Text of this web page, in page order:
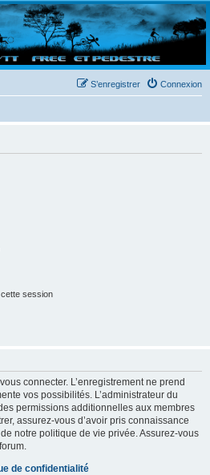
pédestre de Bretagne . Bonne navigation sur le site
Connexion
S’enregistrer
session
connecter. L’enregistrement ne prend
vos possibilités. L’administrateur du
permissions additionnelles aux membres
assurez-vous d’avoir pris connaissance
notre politique de vie privée. Assurez-vous
de confidentialité